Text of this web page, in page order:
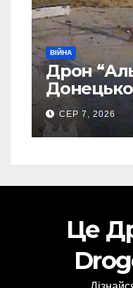
ВІЙНА
Дрон
спалив
запуску
СЕР 7, 2026
Це